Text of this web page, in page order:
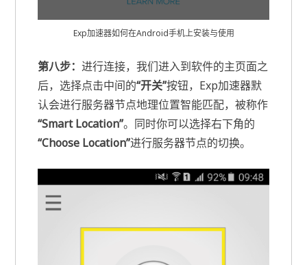
Exp加速器如何在Android手机上安装与使用
第八步：进行连接，我们进入到软件的主页面之
后，选择点击中间的“开关”按钮，Exp加速器默
认会进行服务器节点地理位置智能匹配，被称作
“Smart Location”。同时你可以选择右下角的
“Choose Location”进行服务器节点的切换。